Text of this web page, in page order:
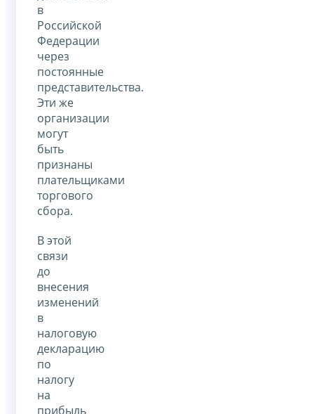
в
Российской
Федерации
через
постоянные
представительства.
Эти же
организации
могут
быть
признаны
плательщиками
торгового
сбора.
В этой
связи
до
внесения
изменений
в
налоговую
декларацию
по
налогу
на
прибыль